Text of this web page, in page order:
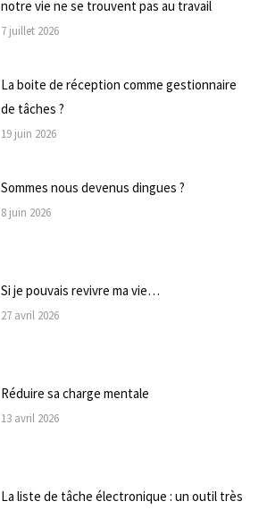
notre vie ne se trouvent pas au travail
7 juillet 2026
La boite de réception comme gestionnaire
de tâches ?
19 juin 2026
Sommes nous devenus dingues ?
8 juin 2026
Si je pouvais revivre ma vie…
27 avril 2026
Réduire sa charge mentale
13 avril 2026
La liste de tâche électronique : un outil très